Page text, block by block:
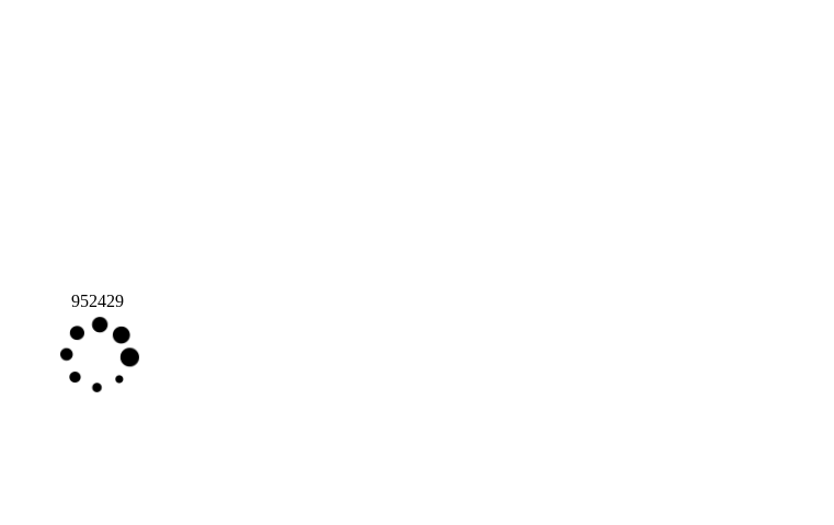
952429